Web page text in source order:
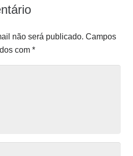
não será publicado. Campos
com *